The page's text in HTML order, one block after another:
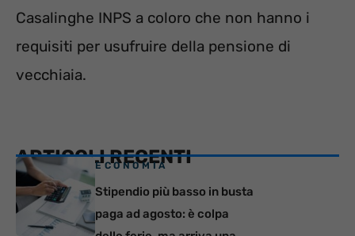
Casalinghe INPS a coloro che non hanno i
requisiti per usufruire della pensione di
vecchiaia.
ARTICOLI RECENTI
ECONOMIA
Stipendio più basso in busta
paga ad agosto: è colpa